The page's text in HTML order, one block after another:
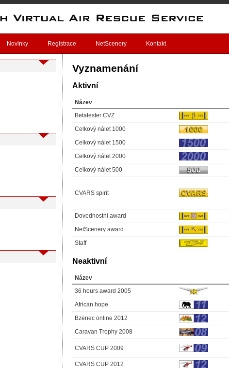
Novinky Registrace NetScenery Kontakt
Vyznamenání
Aktivní
Název
Betatester CVZ
Celkový nálet 1000
Celkový nálet 1500
Celkový nálet 2000
Celkový nálet 500
CVARS spirit
Dovednostní award
NetScenery award
Staff
Neaktivní
Název
36 hours award 2005
African hope
Bzenec online 2012
Caravan Trophy 2008
CVARS CUP 2009
CVARS CUP 2012